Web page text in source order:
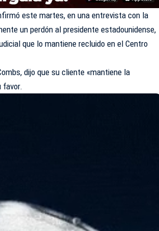
este martes, en una entrevista con la
un perdón al presidente estadounidense,
que lo mantiene recluido en el Centro
dijo que su cliente «mantiene la
favor.